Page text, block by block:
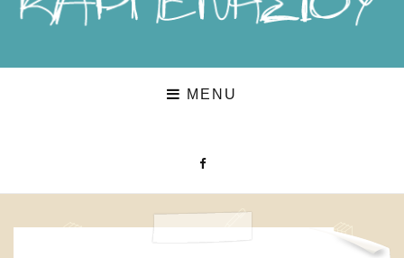
MENU